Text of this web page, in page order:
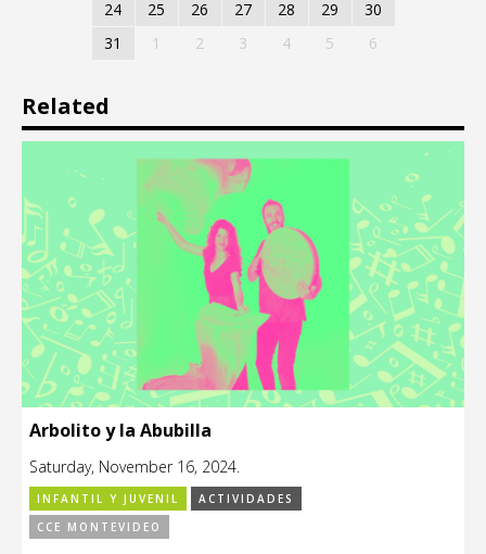
24
25 26 27 28 29
30
31
1 2 3 4 5 6
Related
Arbolito y la Abubilla
Saturday, November 16, 2024.
INFANTIL Y JUVENIL
ACTIVIDADES
CCE MONTEVIDEO